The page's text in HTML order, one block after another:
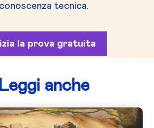
conoscenza tecnica.
la prova gratuita
Leggi anche